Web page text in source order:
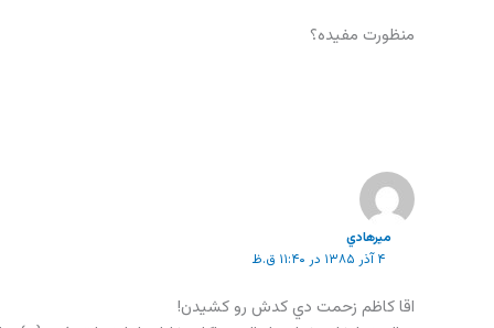
منظورت مفيده؟
ميرهادي
۴ آذر ۱۳۸۵ در ۱۱:۴۰ ق.ظ
اقا كاظم زحمت دي كدش رو كشيدن!